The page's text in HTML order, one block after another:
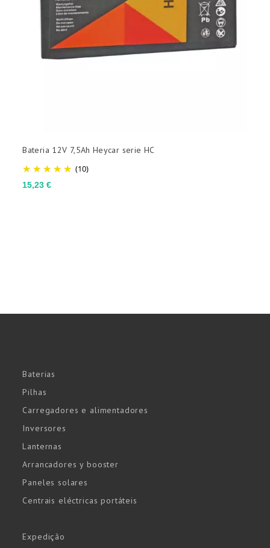
(10)
Preço
15,23 €
Bateria 12V 7,5Ah Heycar serie HC
Baterias
Pilhas
Carregadores e alimentadores
Inversores
Lanternas
Arrancadores y booster
Paneles solares
Centrais eléctricas portáteis
Expedição